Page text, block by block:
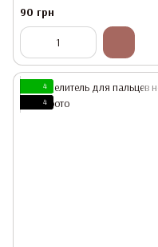
90 грн
4
4